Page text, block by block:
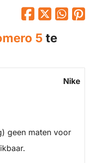
5 te
Nike
geen maten voor